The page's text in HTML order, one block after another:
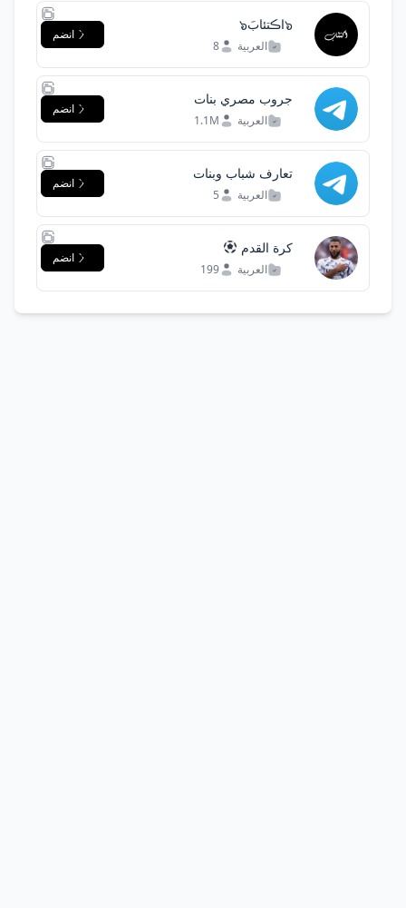
๖اڪتئابَ๖
العربية 8
انضم
جروب مصري بنات
العربية 1.1M
انضم
تعارف شباب وبنات
العربية 5
انضم
كرة القدم
العربية 199
انضم